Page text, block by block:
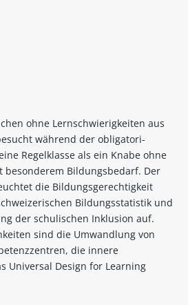
ohne Lernschwierigkeiten aus
während der obligatori-
Regelklasse als ein Knabe ohne
besonderem Bildungsbedarf. Der
die Bildungsgerechtigkeit
Bildungsstatistik und
der schulischen Inklusion auf.
sind die Umwandlung von
die innere
Universal Design for Learning